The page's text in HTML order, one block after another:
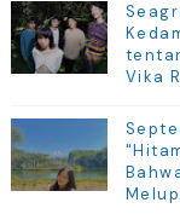
Vika